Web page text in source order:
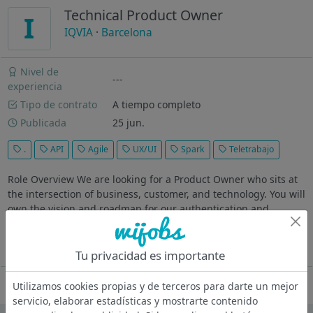
I Technical Product Owner
IQVIA · Barcelona
Nivel de
experiencia
---
Tipo de contrato
A tiempo completo
Publicada
25 jun.
. API Agile UX/UI Spark Teletrabajo
Role Overview We are looking for a Product Owner who sits at
the intersection of business, customer, and technology. You will
own the vision and roadmap for our authentication and
identity products, translate strategy into deliverable work for
Oferta desactivada
Tu privacidad es importante
Utilizamos cookies propias y de terceros para darte un mejor
servicio, elaborar estadísticas y mostrarte contenido